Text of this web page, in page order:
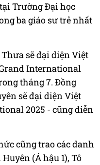
Trường Đại học
ba giáo sư trẻ nhất
sẽ đại diện Việt
International
tháng 7. Đồng
sẽ đại diện Việt
2025 - cũng diễn
cũng trao các danh
(Á hậu 1), Tô